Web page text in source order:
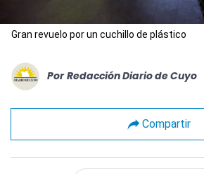
Gran revuelo por un cuchillo de plástico
Por Redacción Diario de Cuyo
Compartir